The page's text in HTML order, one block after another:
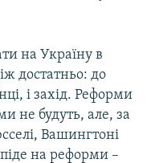
на Україну в
достатньо: до
і захід. Реформи
не будуть, але, за
Вашингтоні
на реформи –